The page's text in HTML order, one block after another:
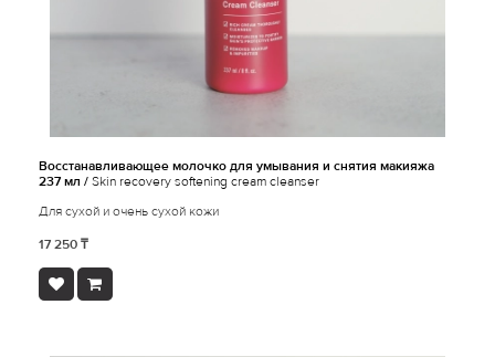
Восстанавливающее молочко для умывания и снятия макияжа
237 мл / Skin recovery softening cream cleanser
Для сухой и очень сухой кожи
17 250 ₸